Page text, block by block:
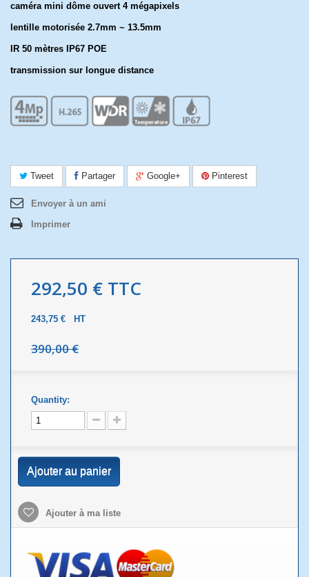
caméra mini dôme ouvert 4 mégapixels
lentille motorisée 2.7mm ~ 13.5mm
IR 50 mètres IP67 POE
transmission sur longue distance
Tweet Partager Google+ Pinterest
Envoyer à un ami
Imprimer
292,50 € TTC
243,75 € HT
390,00 €
Quantity:
Ajouter au panier
Ajouter à ma liste